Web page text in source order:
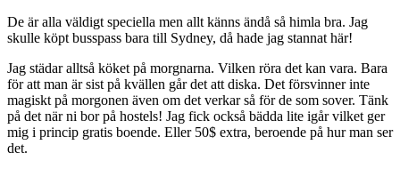
De är alla väldigt speciella men allt känns ändå så himla bra. Jag
skulle köpt busspass bara till Sydney, då hade jag stannat här!
Jag städar alltså köket på morgnarna. Vilken röra det kan vara. Bara
för att man är sist på kvällen går det att diska. Det försvinner inte
magiskt på morgonen även om det verkar så för de som sover. Tänk
på det när ni bor på hostels! Jag fick också bädda lite igår vilket ger
mig i princip gratis boende. Eller 50$ extra, beroende på hur man ser
det.